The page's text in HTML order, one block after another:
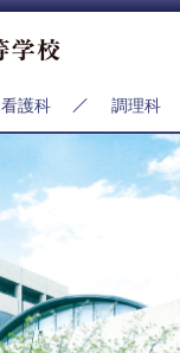
看護科 調理科